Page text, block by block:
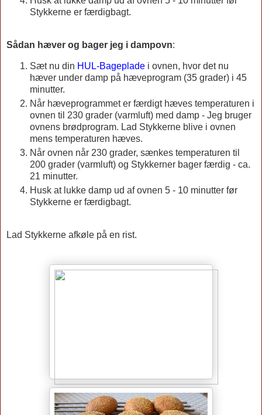
Stykkerne er færdigbagt.
Sådan hæver og bager jeg i dampovn:
Sæt nu din HUL-Bageplade i ovnen, hvor det nu
hæver under damp på hæveprogram (35 grader) i 45
minutter.
Når hæveprogrammet er færdigt hæves temperaturen i
ovnen til 230 grader (varmluft) med damp - Jeg bruger
ovnens brødprogram. Lad Stykkerne blive i ovnen
mens temperaturen hæves.
Når ovnen når 230 grader, sænkes temperaturen til
200 grader (varmluft) og Stykkerner bager færdig - ca.
21 minutter.
Husk at lukke damp ud af ovnen 5 - 10 minutter før
Stykkerne er færdigbagt.
Lad Stykkerne afkøle på en rist.